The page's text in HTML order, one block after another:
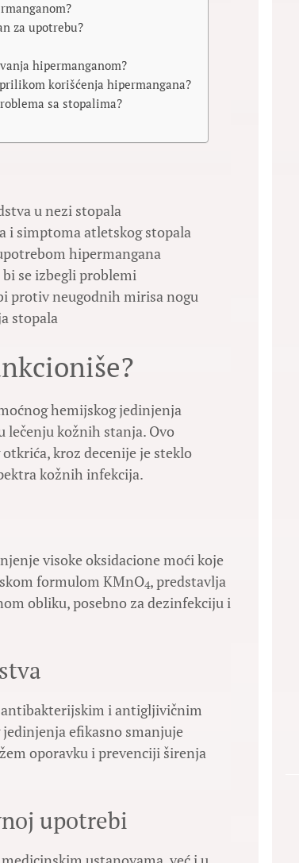
za upotrebu?
hipermanganom?
korišćenja hipermangana?
sa stopalima?
u nezi stopala
i simptoma atletskog stopala
hipermangana
se izbegli problemi
protiv neugodnih mirisa nogu
stopala
hemijskog jedinjenja
lečenju kožnih stanja. Ovo
kroz decenije je steklo
kožnih infekcija.
visoke oksidacione moći koje
formulom KMnO4, predstavlja
obliku, posebno za dezinfekciju i
antibakterijskim i antigljivičnim
efikasno smanjuje
oporavku i prevenciji širenja
upotrebi